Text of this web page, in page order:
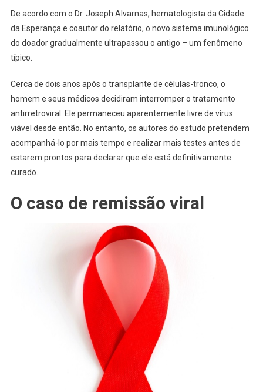
De acordo com o Dr. Joseph Alvarnas, hematologista da Cidade
da Esperança e coautor do relatório, o novo sistema imunológico
do doador gradualmente ultrapassou o antigo – um fenômeno
típico.
Cerca de dois anos após o transplante de células-tronco, o
homem e seus médicos decidiram interromper o tratamento
antirretroviral. Ele permaneceu aparentemente livre de vírus
viável desde então. No entanto, os autores do estudo pretendem
acompanhá-lo por mais tempo e realizar mais testes antes de
estarem prontos para declarar que ele está definitivamente
curado.
O caso de remissão viral